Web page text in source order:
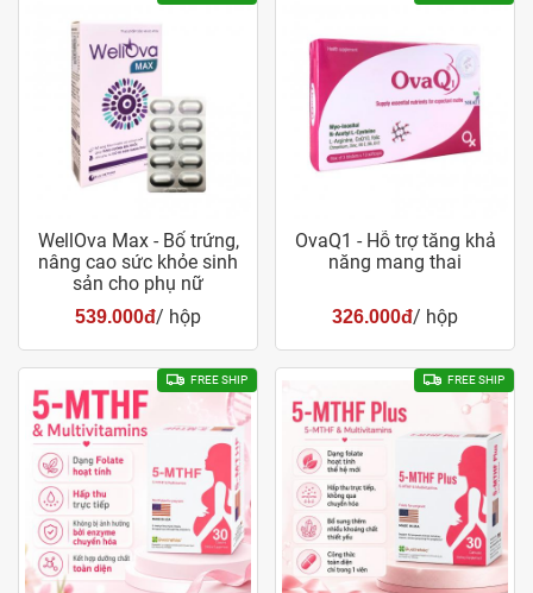
WellOva Max - Bổ trứng,
nâng cao sức khỏe sinh
sản cho phụ nữ
539.000đ/ hộp
OvaQ1 - Hỗ trợ tăng khả
năng mang thai
326.000đ/ hộp
FREE SHIP FREE SHIP